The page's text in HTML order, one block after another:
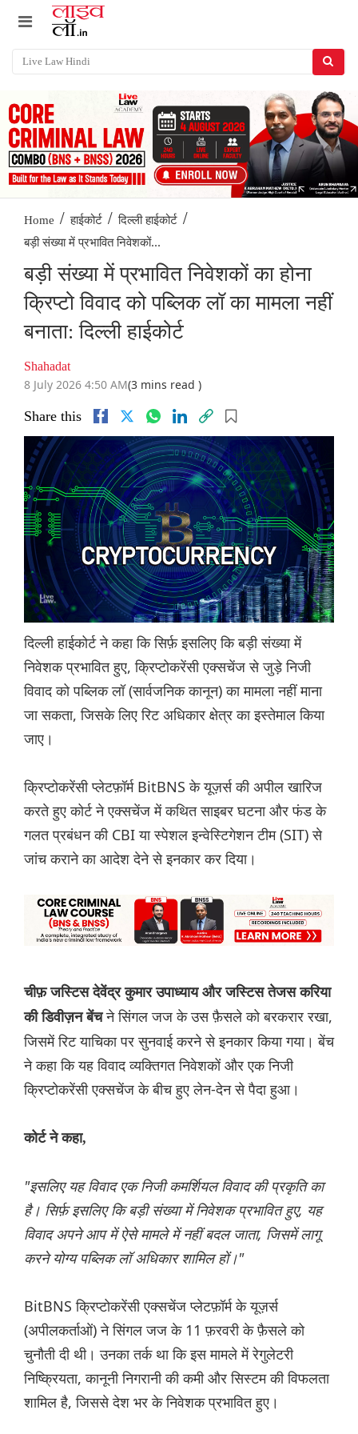
Home / हाईकोर्ट / दिल्ली हाईकोर्ट /
बड़ी संख्या में प्रभावित निवेशकों...
बड़ी संख्या में प्रभावित निवेशकों का होना
क्रिप्टो विवाद को पब्लिक लॉ का मामला नहीं
बनाता: दिल्ली हाईकोर्ट
Shahadat
8 July 2026 4:50 AM(3 mins read )
Share this
दिल्ली हाईकोर्ट ने कहा कि सिर्फ़ इसलिए कि बड़ी संख्या में
निवेशक प्रभावित हुए, क्रिप्टोकरेंसी एक्सचेंज से जुड़े निजी
विवाद को पब्लिक लॉ (सार्वजनिक कानून) का मामला नहीं माना
जा सकता, जिसके लिए रिट अधिकार क्षेत्र का इस्तेमाल किया
जाए।
क्रिप्टोकरेंसी प्लेटफ़ॉर्म BitBNS के यूज़र्स की अपील खारिज
करते हुए कोर्ट ने एक्सचेंज में कथित साइबर घटना और फंड के
गलत प्रबंधन की CBI या स्पेशल इन्वेस्टिगेशन टीम (SIT) से
जांच कराने का आदेश देने से इनकार कर दिया।
चीफ़ जस्टिस देवेंद्र कुमार उपाध्याय और जस्टिस तेजस करिया
की डिवीज़न बेंचने सिंगल जज के उस फ़ैसले को बरकरार रखा,
जिसमें रिट याचिका पर सुनवाई करने से इनकार किया गया। बेंच
ने कहा कि यह विवाद व्यक्तिगत निवेशकों और एक निजी
क्रिप्टोकरेंसी एक्सचेंज के बीच हुए लेन-देन से पैदा हुआ।
कोर्ट ने कहा,
"इसलिए यह विवाद एक निजी कमर्शियल विवाद की प्रकृति का
है। सिर्फ़ इसलिए कि बड़ी संख्या में निवेशक प्रभावित हुए, यह
विवाद अपने आप में ऐसे मामले में नहीं बदल जाता, जिसमें लागू
करने योग्य पब्लिक लॉ अधिकार शामिल हों।"
BitBNS क्रिप्टोकरेंसी एक्सचेंज प्लेटफ़ॉर्म के यूज़र्स
(अपीलकर्ताओं) ने सिंगल जज के 11 फ़रवरी के फ़ैसले को
चुनौती दी थी। उनका तर्क था कि इस मामले में रेगुलेटरी
निष्क्रियता, कानूनी निगरानी की कमी और सिस्टम की विफलता
शामिल है, जिससे देश भर के निवेशक प्रभावित हुए।